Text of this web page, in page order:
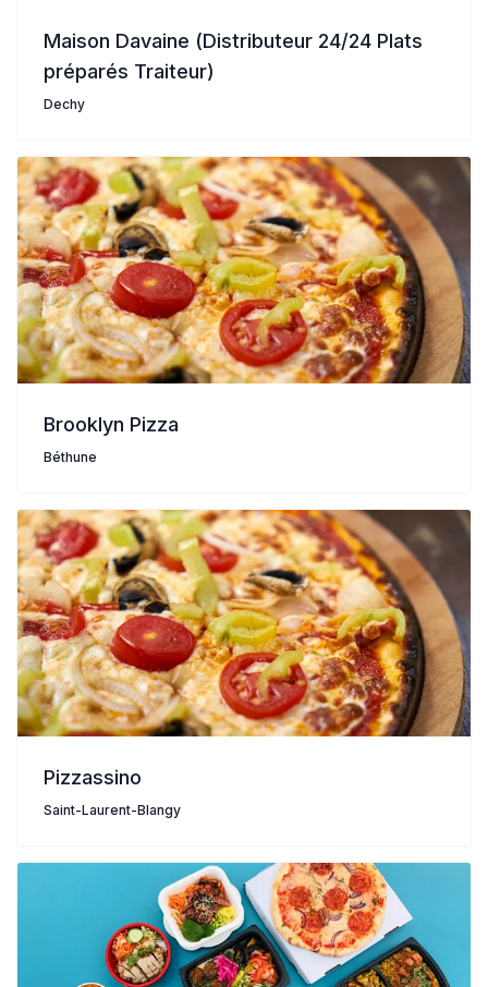
Maison Davaine (Distributeur 24/24 Plats
préparés Traiteur)
Dechy
Brooklyn Pizza
Béthune
Pizzassino
Saint-Laurent-Blangy